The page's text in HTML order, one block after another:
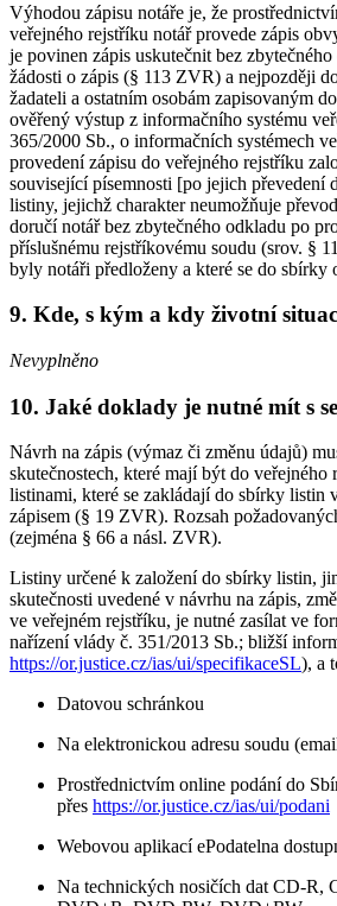
Výhodou zápisu notáře je, že
veřejného rejstříku notář provede zápis
je povinen zápis uskutečnit bez
žádosti o zápis (§ 113 ZVR) a nejpozději
žadateli a ostatním osobám zapisovaným
ověřený výstup z informačního systému
365/2000 Sb., o informačních systémech
provedení zápisu do veřejného rejstříku
související písemnosti [po jejich převedení
listiny, jejichž charakter neumožňuje
doručí notář bez zbytečného odkladu po
příslušnému rejstříkovému soudu (srov. §
byly notáři předloženy a které se do sbírky
9. Kde, s kým a kdy životní
Nevyplněno
10. Jaké doklady je nutné mít s
Návrh na zápis (výmaz či změnu údajů)
skutečnostech, které mají být do veřejného
listinami, které se zakládají do sbírky listin
zápisem (§ 19 ZVR). Rozsah
(zejména § 66 a násl. ZVR).
Listiny určené k založení do sbírky listin,
skutečnosti uvedené v návrhu na zápis,
ve veřejném rejstříku, je nutné zasílat ve
nařízení vlády č. 351/2013 Sb.; bližší
https://or.justice.cz/ias/ui/specifikaceSL), a
Datovou schránkou
Na elektronickou adresu soudu
Prostřednictvím online podání do
přes https://or.justice.cz/ias/ui/podani
Webovou aplikací ePodatelna
Na technických nosičích dat CD-R,